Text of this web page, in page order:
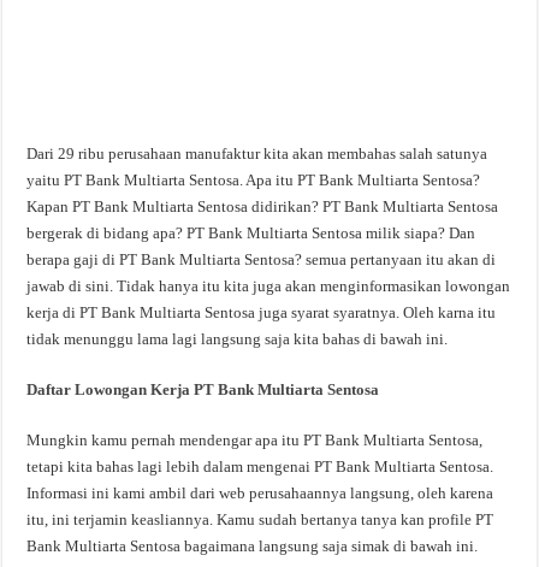
Dari 29 ribu perusahaan manufaktur kita akan membahas salah satunya
yaitu PT Bank Multiarta Sentosa. Apa itu PT Bank Multiarta Sentosa?
Kapan PT Bank Multiarta Sentosa didirikan? PT Bank Multiarta Sentosa
bergerak di bidang apa? PT Bank Multiarta Sentosa milik siapa? Dan
berapa gaji di PT Bank Multiarta Sentosa? semua pertanyaan itu akan di
jawab di sini. Tidak hanya itu kita juga akan menginformasikan lowongan
kerja di PT Bank Multiarta Sentosa juga syarat syaratnya. Oleh karna itu
tidak menunggu lama lagi langsung saja kita bahas di bawah ini.
Daftar Lowongan Kerja PT Bank Multiarta Sentosa
Mungkin kamu pernah mendengar apa itu PT Bank Multiarta Sentosa,
tetapi kita bahas lagi lebih dalam mengenai PT Bank Multiarta Sentosa.
Informasi ini kami ambil dari web perusahaannya langsung, oleh karena
itu, ini terjamin keasliannya. Kamu sudah bertanya tanya kan profile PT
Bank Multiarta Sentosa bagaimana langsung saja simak di bawah ini.